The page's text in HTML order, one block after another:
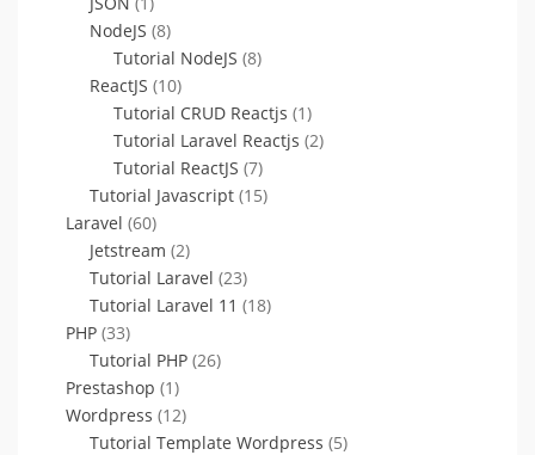
NodeJS (8)
Tutorial NodeJS (8)
ReactJS (10)
Tutorial CRUD Reactjs (1)
Tutorial Laravel Reactjs (2)
Tutorial ReactJS (7)
Tutorial Javascript (15)
Laravel (60)
Jetstream (2)
Tutorial Laravel (23)
Tutorial Laravel 11 (18)
PHP (33)
Tutorial PHP (26)
Prestashop (1)
Wordpress (12)
Tutorial Template Wordpress (5)